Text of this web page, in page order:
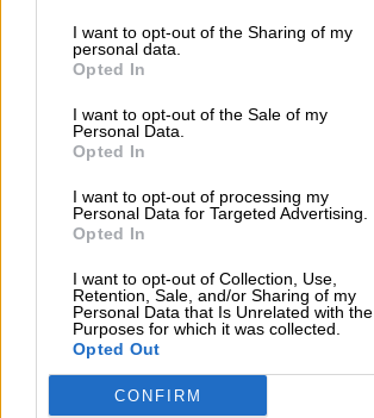
I want to opt-out of the Sharing of my
personal data.
Opted In
I want to opt-out of the Sale of my
Personal Data.
Opted In
I want to opt-out of processing my
Personal Data for Targeted Advertising.
Opted In
I want to opt-out of Collection, Use,
Retention, Sale, and/or Sharing of my
Personal Data that Is Unrelated with the
Purposes for which it was collected.
Opted Out
CONFIRM
Jobb på Bierothek®
Hållbarhet
Socialt engagemang
Nedladdningar
Kontakt
Vi hjälper dig
Öl seminarier
Betalningsmetoder
Internationell